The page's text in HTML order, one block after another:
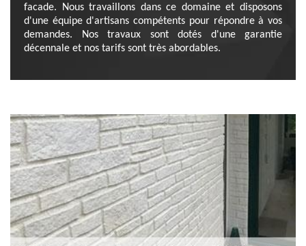
facade. Nous travaillons dans ce domaine et disposons
d'une équipe d'artisans compétents pour répondre à vos
demandes. Nos travaux sont dotés d'une garantie
décennale et nos tarifs sont très abordables.